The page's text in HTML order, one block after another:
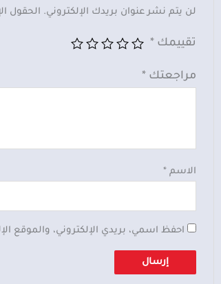
لن يتم نشر عنوان بريدك الإلكتروني. الحقول
تقييمك*
مراجعتك*
الاسم*
احفظ اسمي، بريدي الإلكتروني، والموقع